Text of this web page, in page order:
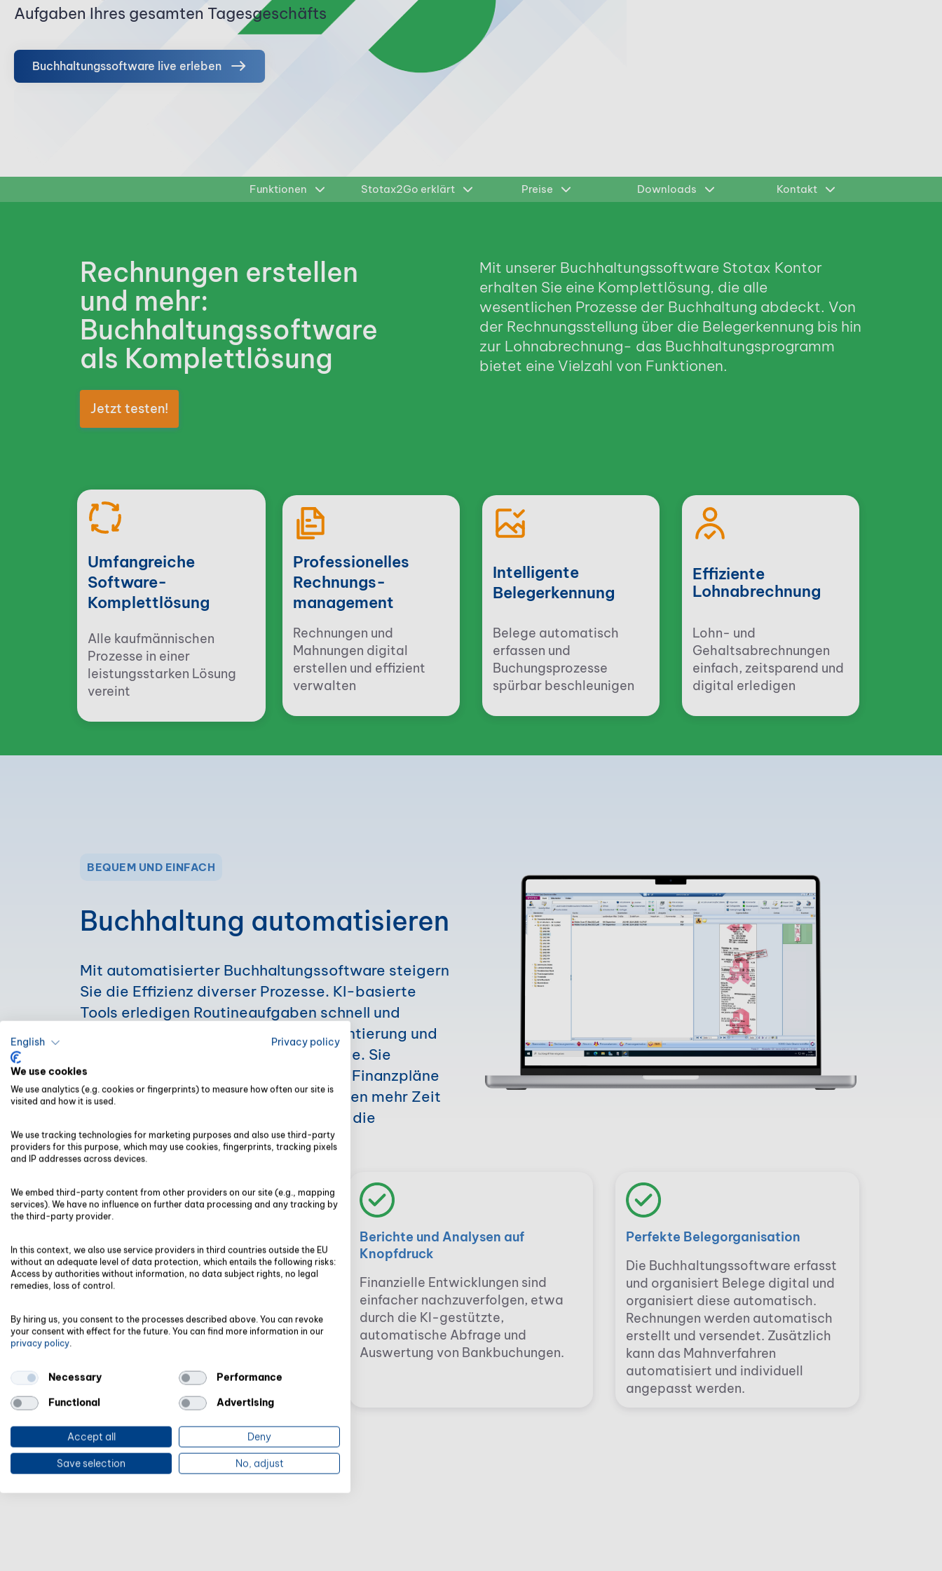
Aufgaben Ihres gesamten Tages­geschäfts
Buchhaltungs­software live erleben
Funktionen Stotax2Go erklärt Preise Downloads Kontakt
Rechnungen erstellen
und mehr:
Buchhaltungs­software
als Komplett­lösung
Jetzt testen!
Mit unserer Buchhaltungssoftware Stotax Kontor
erhalten Sie eine Komplettlösung, die alle
wesentlichen Prozesse der Buchhaltung abdeckt. Von
der Rechnungsstellung über die Belegerkennung bis hin
zur Lohnabrechnung- das Buchhaltungsprogramm
bietet eine Vielzahl von Funktionen.
Umfangreiche
Software-
Komplettlösung
Alle kaufmännischen
Prozesse in einer
leistungsstarken Lösung
vereint
Professionelles
Rechnungs­
management
Rechnungen und
Mahnungen digital
erstellen und effizient
verwalten
Intelligente
Belegerkennung
Belege automatisch
erfassen und
Buchungsprozesse
spürbar beschleunigen
Effiziente
Lohnabrechnung
Lohn- und
Gehaltsabrechnungen
einfach, zeitsparend und
digital erledigen
BEQUEM UND EINFACH
Buchhaltung automatisieren
Mit automatisierter Buchhaltungssoftware steigern
Sie die Effizienz diverser Prozesse. KI-basierte
Tools erledigen Routineaufgaben schnell und
präzise, so wie beispielsweise die Kontierung und
Verbuchung wiederkehrender Aufträge. Sie
erstellen zudem informative Grafiken, Finanzpläne
und Controlling-Reports. So bleibt Ihnen mehr Zeit
für strategische Entscheidungen, und die
Fehleranfälligkeit sinkt.
Erhalten Sie mit dynamischen
Berechnungen Einblicke in Budgets
den Plan-BWA zur besseren
Ressourcenplanung.
Berichte und Analysen auf
Knopfdruck
Finanzielle Entwicklungen sind
einfacher nachzuverfolgen, etwa
durch die KI-gestützte,
automatische Abfrage und
Auswertung von Bankbuchungen.
Perfekte Belegorganisation
Die Buchhaltungssoftware erfasst
und organisiert Belege digital und
organisiert diese automatisch.
Rechnungen werden automatisch
erstellt und versendet. Zusätzlich
kann das Mahnverfahren
automatisiert und individuell
angepasst werden.
English Privacy policy
We use cookies
We use analytics (e.g. cookies or fingerprints) to measure how often our site is
visited and how it is used.
We use tracking technologies for marketing purposes and also use third-party
providers for this purpose, which may use cookies, fingerprints, tracking pixels
and IP addresses across devices.
We embed third-party content from other providers on our site (e.g., mapping
services). We have no influence on further data processing and any tracking by
the third-party provider.
In this context, we also use service providers in third countries outside the EU
without an adequate level of data protection, which entails the following risks:
Access by authorities without information, no data subject rights, no legal
remedies, loss of control.
By hiring us, you consent to the processes described above. You can revoke
your consent with effect for the future. You can find more information in our
privacy policy.
Necessary
Performance
Functional
Advertising
Accept all Deny
Save selection No, adjust